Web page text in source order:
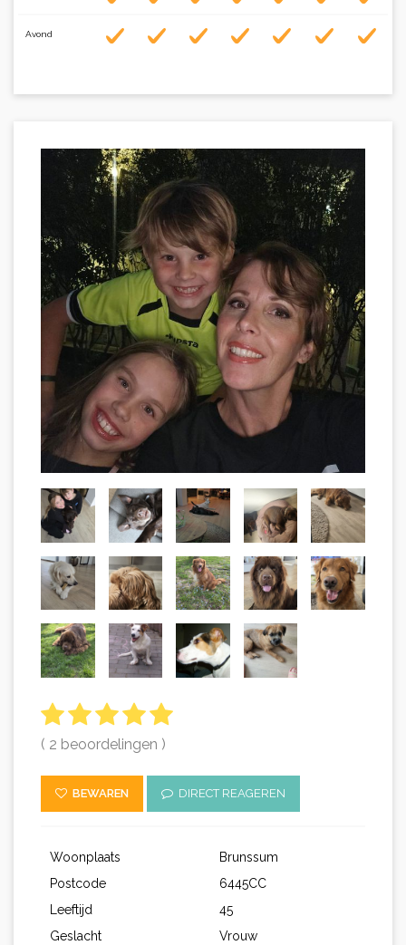
Avond
( 2 beoordelingen )
BEWAREN DIRECT REAGEREN
Woonplaats
Brunssum
Postcode
6445CC
Leeftijd
45
Geslacht
Vrouw